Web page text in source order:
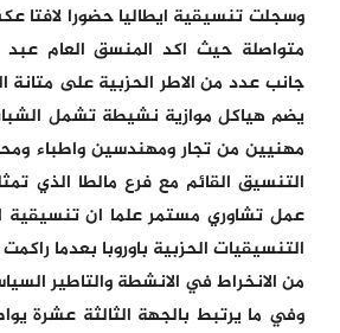
وسجلت تنسيقية ايطاليا حضورا لافتا
متواصلة حيث اكد المنسق العام عبد
جانب عدد من الاطر الحزبية على متانة
يضم هياكل موازية نشيطة تشمل
مهنيين من تجار ومهندسين واطباء
التنسيق القائم مع فرع مالطا الذي
عمل تشاوري مستمر علما ان تنسيقية
التنسيقيات الحزبية باوروبا بعدما
من الانخراط في الانشطة والتاطير
وفي ما يرتبط بالجهة الثالثة عشرة